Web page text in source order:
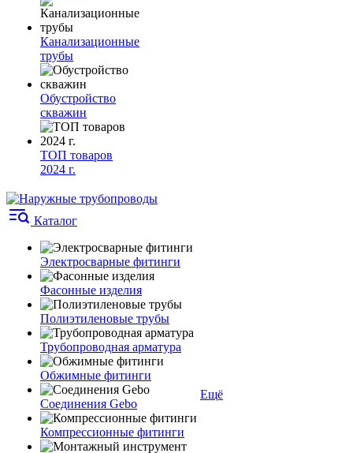
Канализационные
трубы
Обустройство
скважин
ТОП товаров
2024 г.
Каталог
Электросварные фитинги
Фасонные изделия
Полиэтиленовые трубы
Трубопроводная арматура
Обжимные фитинги
Соединения Gebo
Компрессионные фитинги
Ещё